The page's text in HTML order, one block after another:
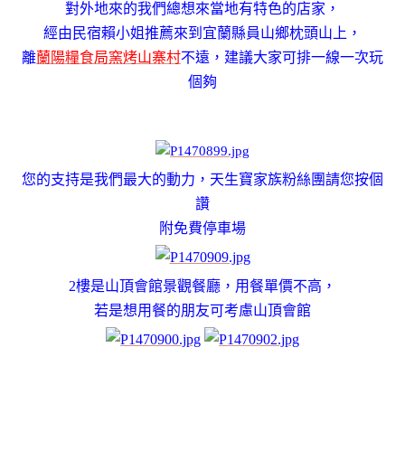
對外地來的我們總想來當地有特色的店家，
經由民宿賴小姐推薦來到宜蘭縣員山鄉枕頭山上，
離蘭陽糧食局窯烤山寨村不遠，建議大家可排一線一次玩
個夠
您的支持是我們最大的動力 ， 天生寶家族粉絲團請您按個
讚
附免費停車場
2樓是山頂會館景觀餐廳，用餐單價不高，
若是想用餐的朋友可考慮山頂會館